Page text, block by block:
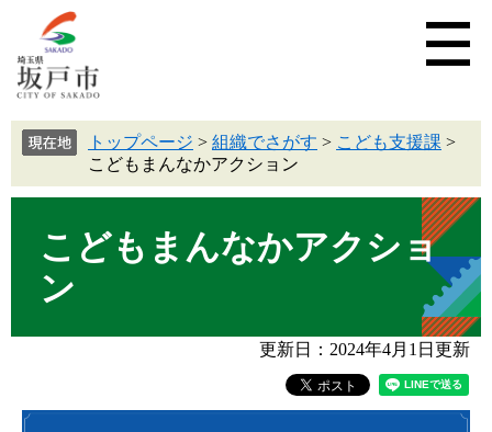
トップページ > 組織でさがす > こども支援課 >
こどもまんなかアクション
こどもまんなかアクショ
ン
更新日：2024年4月1日更新